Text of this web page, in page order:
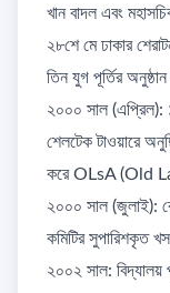
খান বাদল এবং
২৮শে মে ঢাকার
তিন যুগ পূর্তির
​২০০০ সাল (এপ্রিল):
শেলটেক টাওয়ারে
করে OLsA (Old
​২০০০ সাল (জুলাই):
কমিটির সুপারিশকৃত
​২০০২ সাল: বিদ্যালয়